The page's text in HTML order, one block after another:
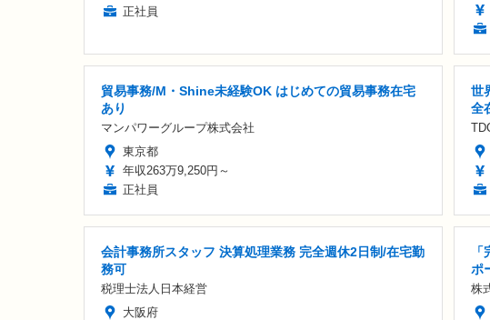
正社員
貿易事務/M・Shine未経験OK はじめての貿易事務在宅
あり
マンパワーグループ株式会社
東京都
年収263万9,250円～
正社員
世
全
会計事務所スタッフ 決算処理業務 完全週休2日制/在宅勤
務可
税理士法人日本経営
大阪府
ポ
株